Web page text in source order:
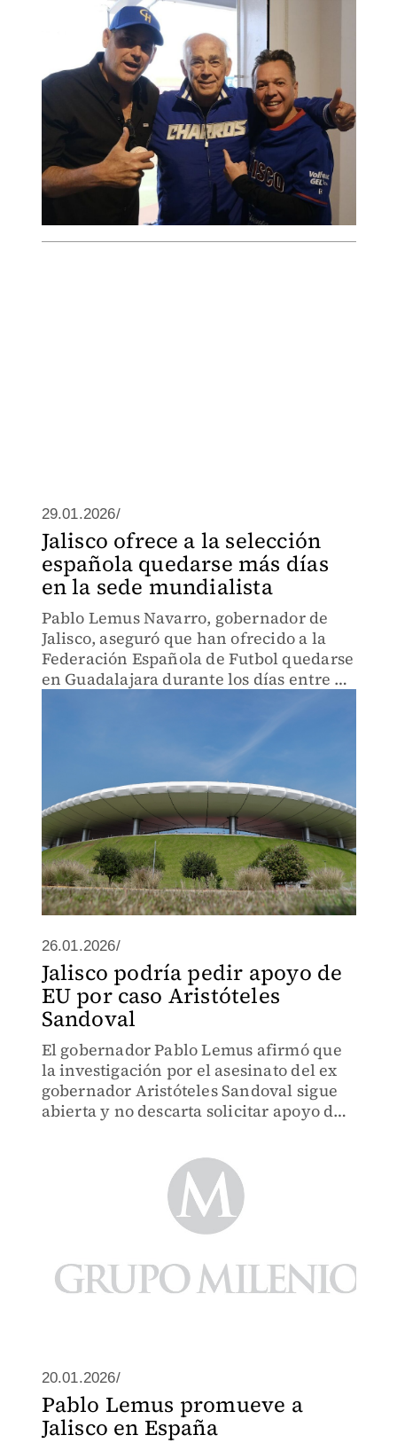
equipos campeones del Caribe
29.01.2026/
Jalisco ofrece a la selección
española quedarse más días
en la sede mundialista
Pablo Lemus Navarro, gobernador de
Jalisco, aseguró que han ofrecido a la
Federación Española de Futbol quedarse
en Guadalajara durante los días entre el
26.01.2026/
Jalisco podría pedir apoyo de
EU por caso Aristóteles
Sandoval
El gobernador Pablo Lemus afirmó que
la investigación por el asesinato del ex
gobernador Aristóteles Sandoval sigue
abierta y no descarta solicitar apoyo del
20.01.2026/
Pablo Lemus promueve a
Jalisco en España